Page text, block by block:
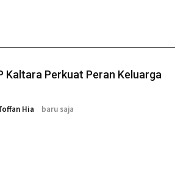
Kaltara Perkuat Peran Keluarga
Hia baru saja